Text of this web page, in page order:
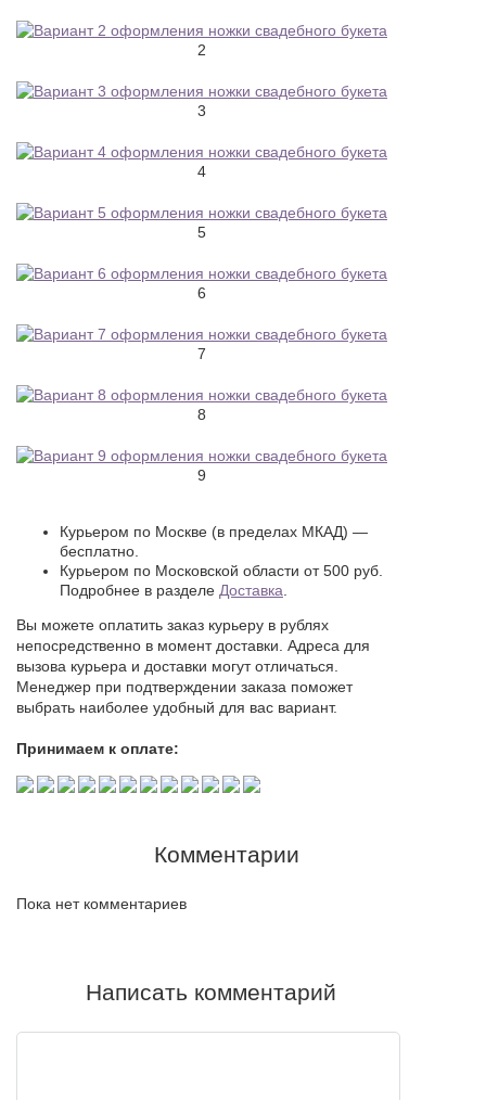
2
3
4
5
6
7
8
9
Курьером по Москве (в пределах МКАД) —
бесплатно.
Курьером по Московской области от 500 руб.
Подробнее в разделе Доставка.
Вы можете оплатить заказ курьеру в рублях
непосредственно в момент доставки. Адреса для
вызова курьера и доставки могут отличаться.
Менеджер при подтверждении заказа поможет
выбрать наиболее удобный для вас вариант.
Принимаем к оплате:
Комментарии
Пока нет комментариев
Написать комментарий